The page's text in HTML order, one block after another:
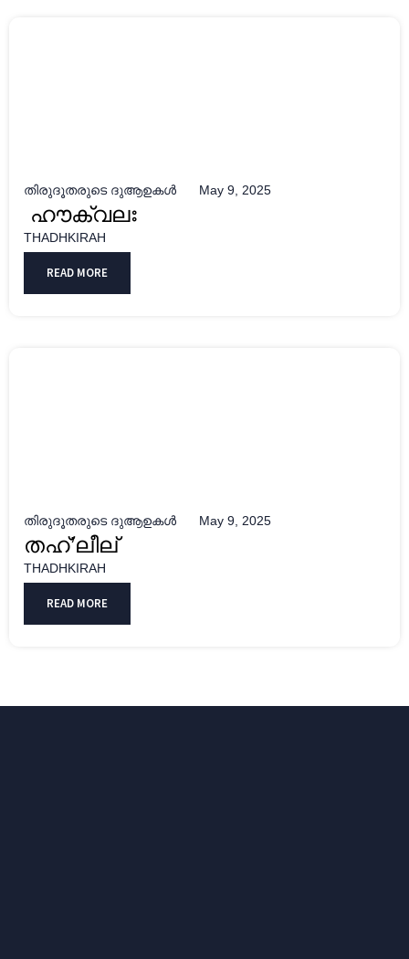
തിരുദൂതരുടെ ദുആഉകൾ May 9, 2025
ഹൗക്വലഃ
THADHKIRAH
READ MORE
തിരുദൂതരുടെ ദുആഉകൾ May 9, 2025
തഹ്’ലീല്
THADHKIRAH
READ MORE